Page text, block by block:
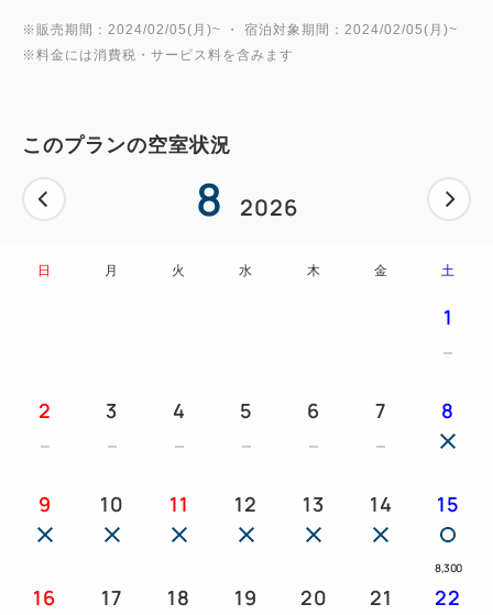
※販売期間：2024/02/05(月)~ ・ 宿泊対象期間：2024/02/05(月)~
※料金には消費税・サービス料を含みます
このプランの空室状況
8 2026
日 月 火 水 木 金 土
1
2 3 4 5 6 7 8
9 10 11 12 13 14 15
8,300
16 17 18 19 20 21 22